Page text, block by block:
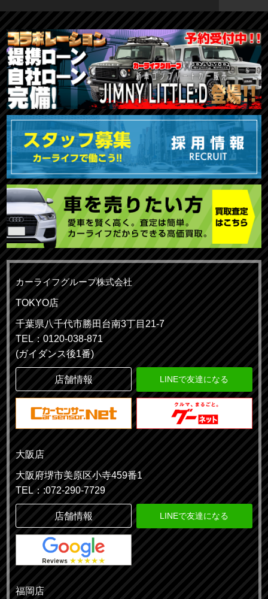
TOKYO店在庫車両
大阪店在庫車両
福岡店在庫車両 車種で探す
メーカーで探す 〜19,999円
20,000円〜29,999円
30,000円〜39,999円
40,000円〜49,999円
50,000円〜
カーライフグループ株式会社
TOKYO店
千葉県八千代市勝田台南3丁目21-7
TEL：0120-038-871
(ガイダンス後1番)
店舗情報 LINEで友達になる
大阪店
大阪府堺市美原区小寺459番1
TEL：:072-290-7729
店舗情報 LINEで友達になる
福岡店